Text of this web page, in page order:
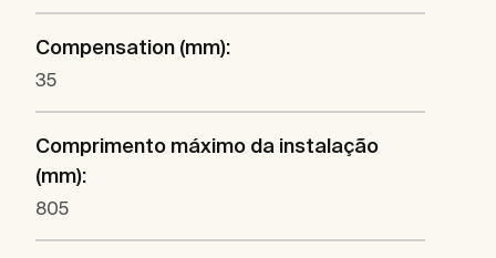
Compensation (mm):
35
Comprimento máximo da instalação
(mm):
805